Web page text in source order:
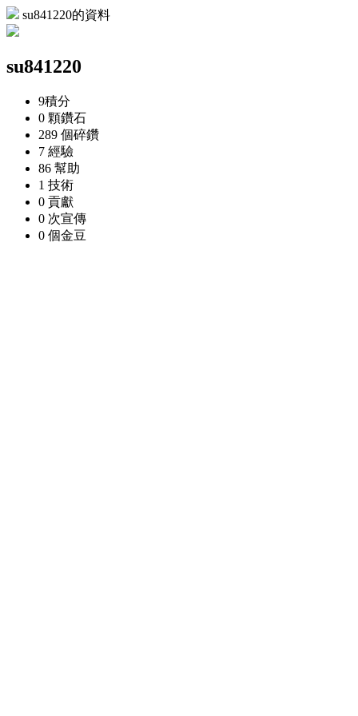
su841220的資料
su841220
9積分
0 顆鑽石
289 個碎鑽
7 經驗
86 幫助
1 技術
0 貢獻
0 次宣傳
0 個金豆